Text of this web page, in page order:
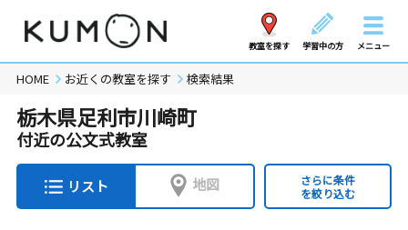
教室を探す 学習中の方 メニュー
HOME お近くの教室を探す 検索結果
栃木県足利市川崎町
付近の公文式教室
リスト 地図
さらに条件
を絞り込む